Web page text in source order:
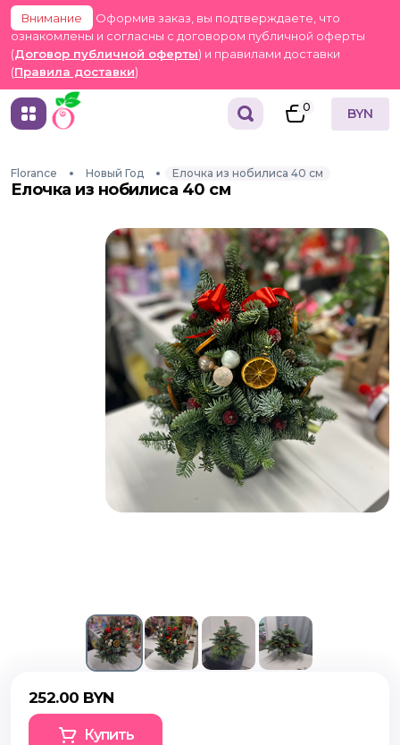
Внимание
Оформив заказ, вы подтверждаете, что
ознакомлены и согласны с договором публичной оферты
(Договор публичной оферты) и правилами доставки
(Правила доставки)
0 BYN
Florance Новый Год Елочка из нобилиса 40 см
Елочка из нобилиса 40 см
252.00 BYN
Купить